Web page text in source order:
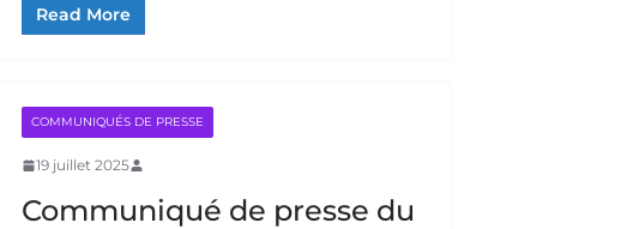
Read More
COMMUNIQUÉS DE PRESSE
19 juillet 2025
Communiqué de presse du